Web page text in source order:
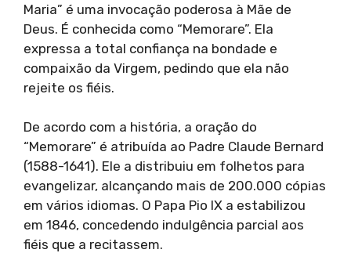
Maria” é uma invocação poderosa à Mãe de
Deus. É conhecida como “Memorare”. Ela
expressa a total confiança na bondade e
compaixão da Virgem, pedindo que ela não
rejeite os fiéis.
De acordo com a história, a oração do
“Memorare” é atribuída ao Padre Claude Bernard
(1588-1641). Ele a distribuiu em folhetos para
evangelizar, alcançando mais de 200.000 cópias
em vários idiomas. O Papa Pio IX a estabilizou
em 1846, concedendo indulgência parcial aos
fiéis que a recitassem.